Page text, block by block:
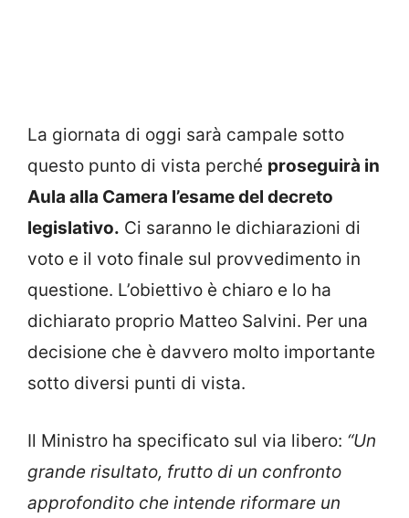
La giornata di oggi sarà campale sotto
questo punto di vista perché proseguirà in
Aula alla Camera l’esame del decreto
legislativo. Ci saranno le dichiarazioni di
voto e il voto finale sul provvedimento in
questione. L’obiettivo è chiaro e lo ha
dichiarato proprio Matteo Salvini. Per una
decisione che è davvero molto importante
sotto diversi punti di vista.
Il Ministro ha specificato sul via libero: “Un
grande risultato, frutto di un confronto
approfondito che intende riformare un